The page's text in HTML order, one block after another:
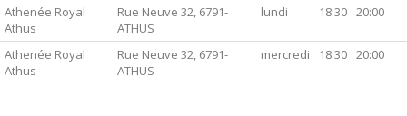
Athenée Royal
Athus
Rue Neuve 32, 6791-
ATHUS
lundi 18:30 20:00
Athenée Royal
Athus
Rue Neuve 32, 6791-
ATHUS
mercredi 18:30 20:00